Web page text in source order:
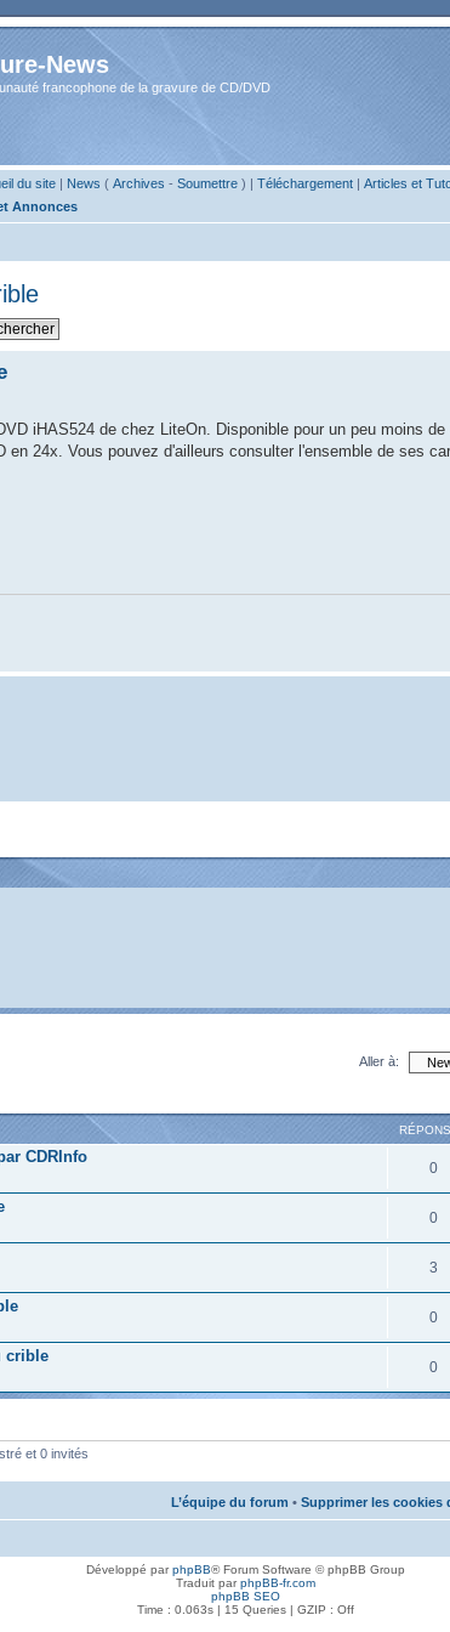
News
francophone de la gravure de CD/DVD
du site| News ( Archives - Soumettre) | Téléchargement| Articles et
Annonces
iHAS524 de chez LiteOn. Disponible pour un peu moins de
en 24x. Vous pouvez d'ailleurs consulter l'ensemble de ses
Aller à:
CDRInfo
0
0
3
0
crible
0
et 0 invités
L’équipe du forum • Supprimer les cookies
Développé parphpBB® Forum Software © phpBB Group
Traduit parphpBB-fr.com
phpBB SEO
Time : 0.063s | 15 Queries | GZIP : Off